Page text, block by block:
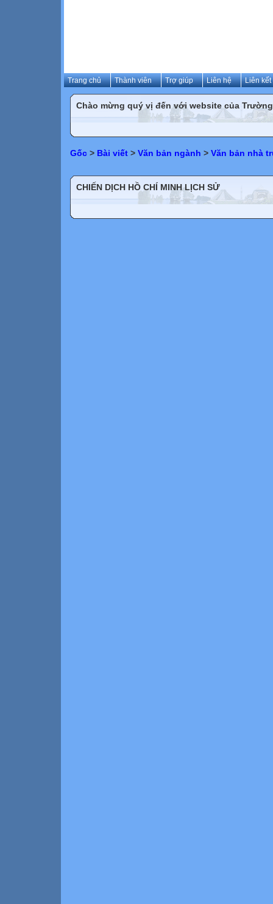
Trang chủ Thành viên Trợ giúp Liên hệ Liên kết
Chào mừng quý vị đến với website của Trường
Gốc > Bài viết > Văn bản ngành > Văn bản nhà
CHIẾN DỊCH HỒ CHÍ MINH LỊCH SỬ